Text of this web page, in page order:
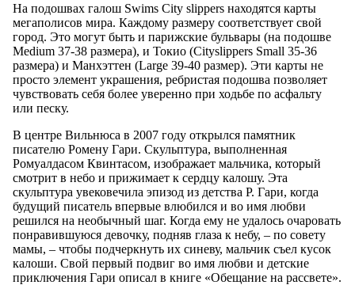
На подошвах галош Swims City slippers находятся карты
мегаполисов мира. Каждому размеру соответствует свой
город. Это могут быть и парижские бульвары (на подошве
Medium 37-38 размера), и Токио (Cityslippers Small 35-36
размера) и Манхэттен (Large 39-40 размер). Эти карты не
просто элемент украшения, ребристая подошва позволяет
чувствовать себя более уверенно при ходьбе по асфальту
или песку.
В центре Вильнюса в 2007 году открылся памятник
писателю Ромену Гари. Скульптура, выполненная
Ромуалдасом Квинтасом, изображает мальчика, который
смотрит в небо и прижимает к сердцу калошу. Эта
скульптура увековечила эпизод из детства Р. Гари, когда
будущий писатель впервые влюбился и во имя любви
решился на необычный шаг. Когда ему не удалось очаровать
понравившуюся девочку, подняв глаза к небу, – по совету
мамы, – чтобы подчеркнуть их синеву, мальчик съел кусок
калоши. Свой первый подвиг во имя любви и детские
приключения Гари описал в книге «Обещание на рассвете».